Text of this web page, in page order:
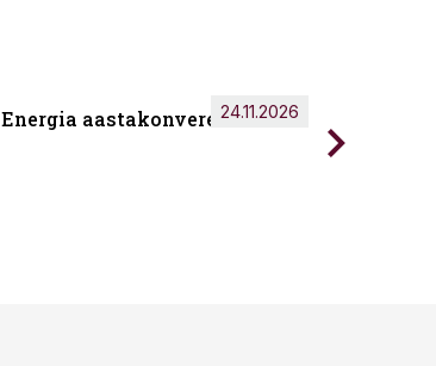
Energia aastakonverents 2026
24.11.2026